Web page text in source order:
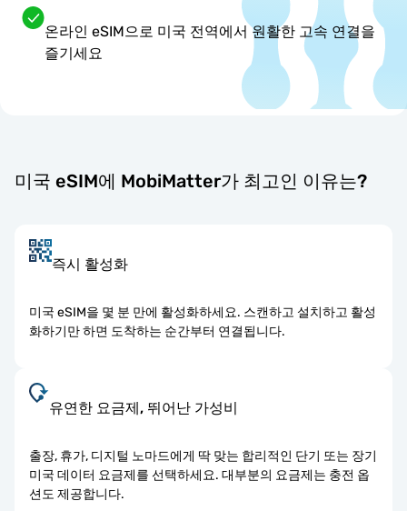
온라인 eSIM으로 미국 전역에서 원활한 고속 연결을
즐기세요
미국 eSIM에 MobiMatter가 최고인 이유는?
즉시 활성화
미국 eSIM을 몇 분 만에 활성화하세요. 스캔하고 설치하고 활성
화하기만 하면 도착하는 순간부터 연결됩니다.
유연한 요금제, 뛰어난 가성비
출장, 휴가, 디지털 노마드에게 딱 맞는 합리적인 단기 또는 장기
미국 데이터 요금제를 선택하세요. 대부분의 요금제는 충전 옵
션도 제공합니다.